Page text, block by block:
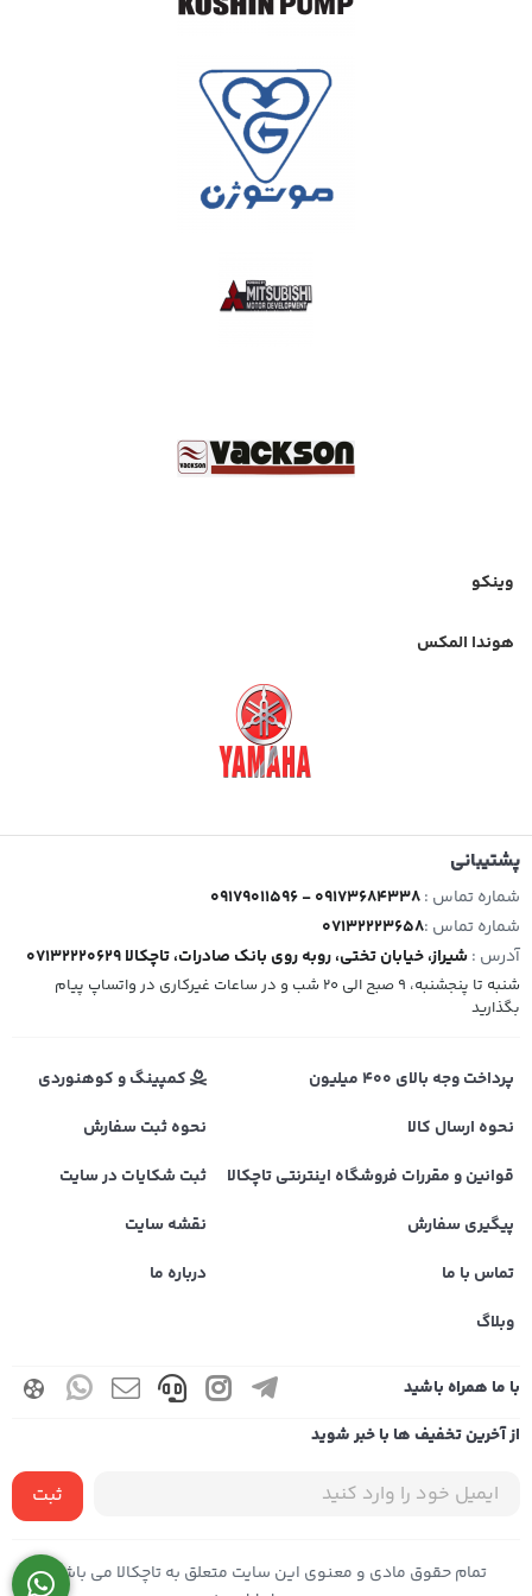
وینکو
هوندا المکس
پشتیبانی
شماره تماس :09179011596 - 09173684338
شماره تماس :07132223658
آدرس :شیراز، خیابان تختی، روبه روی بانک صادرات، تاچکالا 07132220629
شنبه تا پنجشنبه، 9 صبح الی 20 شب و در ساعات غیرکاری در واتساپ پیام
بگذارید
پرداخت وجه بالای 400 میلیون
کمپینگ و کوهنوردی
نحوه ارسال کالا
نحوه ثبت سفارش
قوانین و مقررات فروشگاه اینترنتی تاچکالا
ثبت شکایات در سایت
پیگیری سفارش
نقشه سایت
تماس با ما
درباره ما
وبلاگ
با ما همراه باشید
از آخرین تخفیف ها با خبر شوید
ثبت
تمام حقوق مادی و معنوی این سایت متعلق به تاچکالا می باشد |